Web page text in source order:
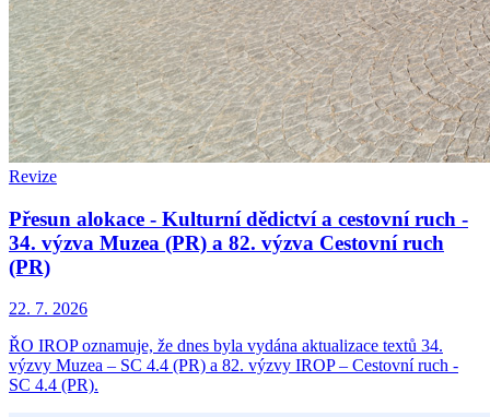
Revize
Přesun alokace - Kulturní dědictví a cestovní ruch -
34. výzva Muzea (PR) a 82. výzva Cestovní ruch
(PR)
22. 7. 2026
ŘO IROP oznamuje, že dnes byla vydána aktualizace textů 34.
výzvy Muzea – SC 4.4 (PR) a 82. výzvy IROP – Cestovní ruch -
SC 4.4 (PR).